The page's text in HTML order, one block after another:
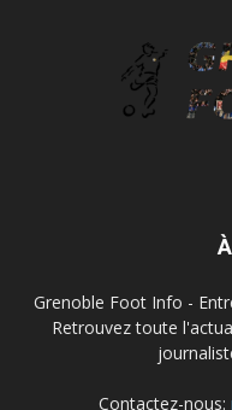
Grenoble Foot Info -
Retrouvez toute
Contactez-nous: